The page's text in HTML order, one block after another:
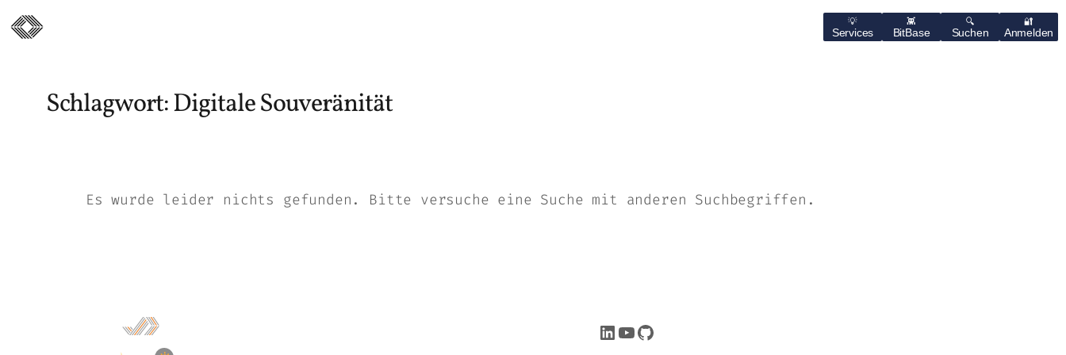
Zum
Services BitBase Suchen Anmelden
Schlagwort:Digitale Souveränität
Es wurde leider nichts gefunden. Bitte versuche eine Suche mit anderen Suchbegriffen.
LinkedIn YouTube GitHub